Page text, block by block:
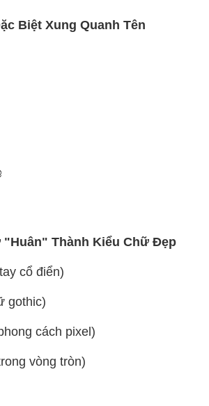
Biệt Xung Quanh Tên
"Huân" Thành Kiểu Chữ Đẹp
cổ điển)
gothic)
cách pixel)
vòng tròn)